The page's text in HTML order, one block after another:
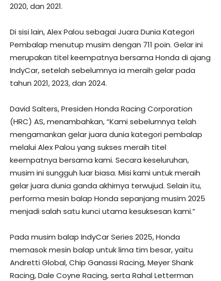
2020, dan 2021.
Di sisi lain, Alex Palou sebagai Juara Dunia Kategori
Pembalap menutup musim dengan 711 poin. Gelar ini
merupakan titel keempatnya bersama Honda di ajang
IndyCar, setelah sebelumnya ia meraih gelar pada
tahun 2021, 2023, dan 2024.
David Salters, Presiden Honda Racing Corporation
(HRC) AS, menambahkan, “Kami sebelumnya telah
mengamankan gelar juara dunia kategori pembalap
melalui Alex Palou yang sukses meraih titel
keempatnya bersama kami. Secara keseluruhan,
musim ini sungguh luar biasa. Misi kami untuk meraih
gelar juara dunia ganda akhirnya terwujud. Selain itu,
performa mesin balap Honda sepanjang musim 2025
menjadi salah satu kunci utama kesuksesan kami.”
Pada musim balap IndyCar Series 2025, Honda
memasok mesin balap untuk lima tim besar, yaitu
Andretti Global, Chip Ganassi Racing, Meyer Shank
Racing, Dale Coyne Racing, serta Rahal Letterman